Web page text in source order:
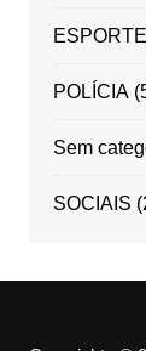
ESPORTE
POLÍCIA
Sem
SOCIAIS